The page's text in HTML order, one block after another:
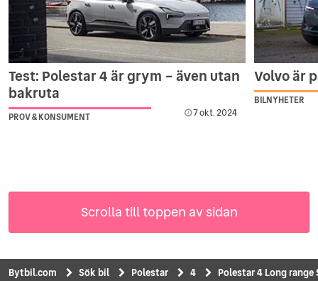
Test: Polestar 4 är grym – även utan
bakruta
PROV & KONSUMENT 7 okt. 2024
Volvo är
BILNYHETER
Scrolla till toppen av sidan
Bytbil.com Sök bil Polestar 4 Polestar 4 Long